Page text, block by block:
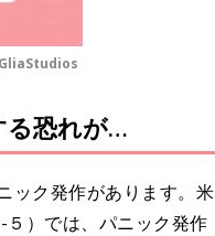
GliaStudios
る恐れが…
ック発作があります。米
）では、パニック発作